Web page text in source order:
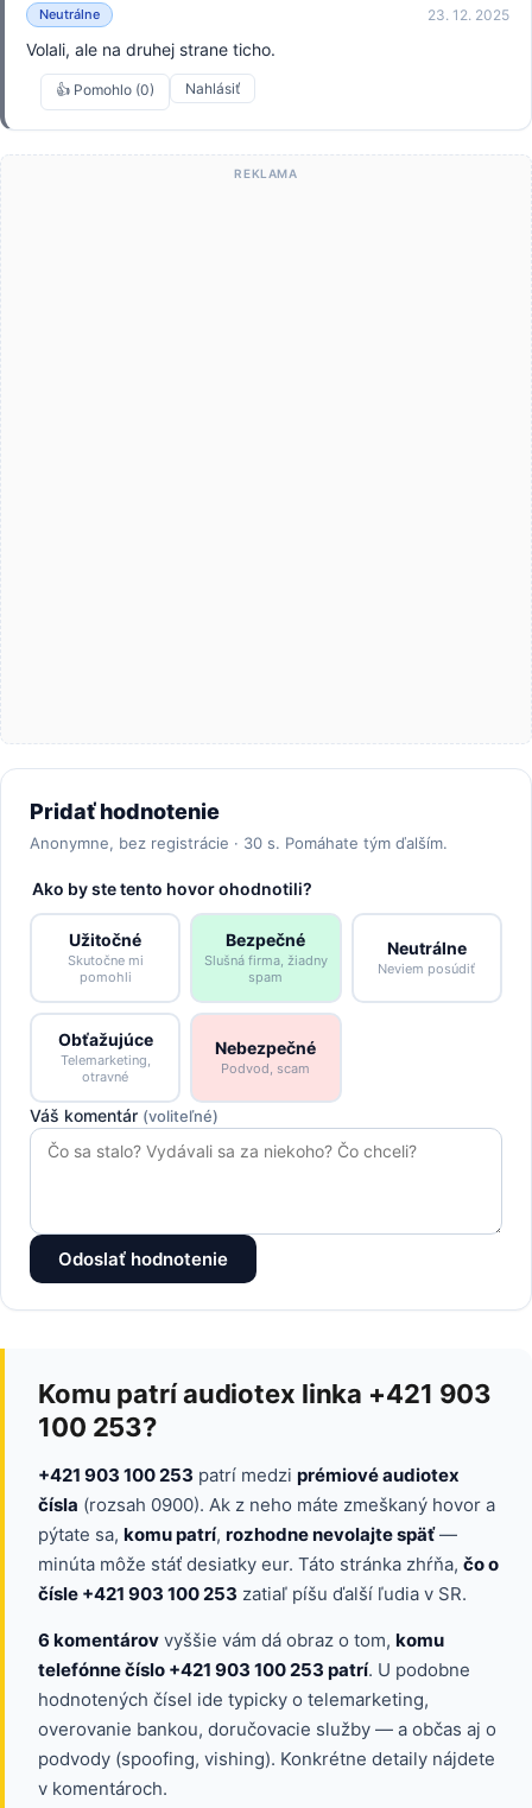
Neutrálne 23. 12. 2025
Volali, ale na druhej strane ticho.
👍 Pomohlo (0) Nahlásiť
REKLAMA
Pridať hodnotenie
Anonymne, bez registrácie · 30 s. Pomáhate tým ďalším.
Ako by ste tento hovor ohodnotili?
Užitočné
Skutočne mi
pomohli
Bezpečné
Slušná firma, žiadny
spam
Neutrálne
Neviem posúdiť
Obťažujúce
Telemarketing,
otravné
Nebezpečné
Podvod, scam
Váš komentár (voliteľné)
Odoslať hodnotenie
Komu patrí audiotex linka +421 903
100 253?
+421 903 100 253 patrí medzi prémiové audiotex
čísla (rozsah 0900). Ak z neho máte zmeškaný hovor a
pýtate sa, komu patrí, rozhodne nevolajte späť—
minúta môže stáť desiatky eur. Táto stránka zhŕňa, čo o
čísle +421 903 100 253 zatiaľ píšu ďalší ľudia v SR.
6 komentárov vyššie vám dá obraz o tom, komu
telefónne číslo +421 903 100 253 patrí. U podobne
hodnotených čísel ide typicky o telemarketing,
overovanie bankou, doručovacie služby — a občas aj o
podvody (spoofing, vishing). Konkrétne detaily nájdete
v komentároch.